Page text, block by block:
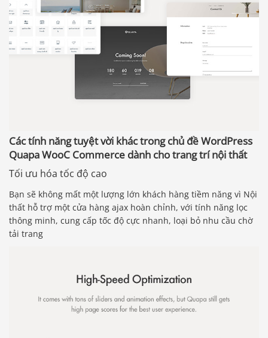
Các tính năng tuyệt vời khác trong chủ đề WordPress
Quapa WooC Commerce dành cho trang trí nội thất
Tối ưu hóa tốc độ cao
Bạn sẽ không mất một lượng lớn khách hàng tiềm năng vì Nội
thất hỗ trợ một cửa hàng ajax hoàn chỉnh, với tính năng lọc
thông minh, cung cấp tốc độ cực nhanh, loại bỏ nhu cầu chờ
tải trang